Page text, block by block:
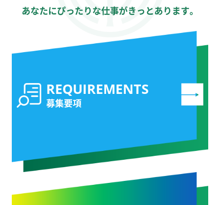
あなたにぴったりな仕事がきっとあります。
募集要項